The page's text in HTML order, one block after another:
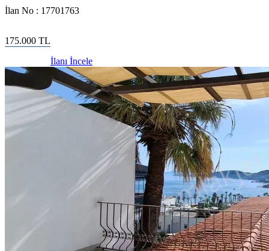
İlan No : 17701763
175.000 TL
İlanı İncele